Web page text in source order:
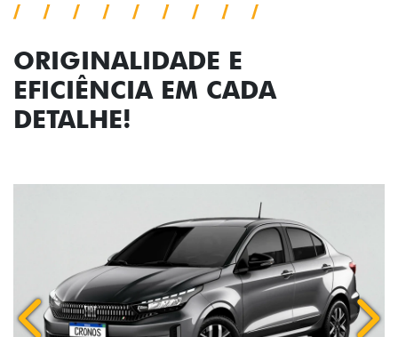
ORIGINALIDADE E
EFICIÊNCIA EM CADA
DETALHE!
Anterior